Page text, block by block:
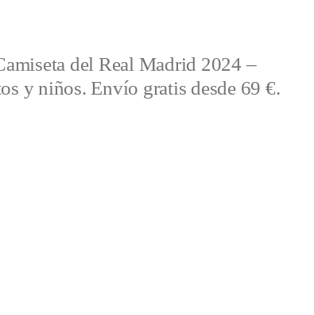
del Real Madrid 2024 –
y niños. Envío gratis desde 69 €.